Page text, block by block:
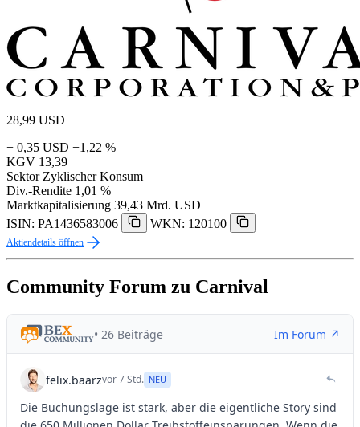
28,99 USD
+ 0,35 USD +1,22 %
KGV 13,39
Sektor Zyklischer Konsum
Div.-Rendite 1,01 %
Marktkapitalisierung 39,43 Mrd. USD
ISIN: PA1436583006
WKN: 120100
Aktiendetails öffnen
Community Forum zu Carnival